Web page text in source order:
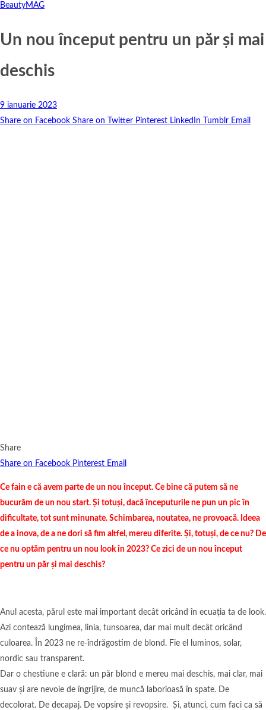
BeautyMAG
Un nou început pentru un păr și mai
deschis
9 ianuarie 2023
Share on Facebook Share on Twitter Pinterest LinkedIn Tumblr Email
Share
Share on Facebook Pinterest Email
Ce fain e că avem parte de un nou început. Ce bine că putem să ne
bucurăm de un nou start. Și totuși, dacă începuturile ne pun un pic în
dificultate, tot sunt minunate. Schimbarea, noutatea, ne provoacă. Ideea
de a inova, de a ne dori să fim altfel, mereu diferite. Și, totuși, de ce nu? De
ce nu optăm pentru un nou look în 2023? Ce zici de un nou început
pentru un păr și mai deschis?
Anul acesta, părul este mai important decât oricând în ecuația ta de look.
Azi contează lungimea, linia, tunsoarea, dar mai mult decât oricând
culoarea. În 2023 ne re-îndrăgostim de blond. Fie el luminos, solar,
nordic sau transparent.
Dar o chestiune e clară: un păr blond e mereu mai deschis, mai clar, mai
suav și are nevoie de îngrijire, de muncă laborioasă în spate. De
decolorat. De decapaj. De vopsire și revopsire. Și, atunci, cum faci ca să